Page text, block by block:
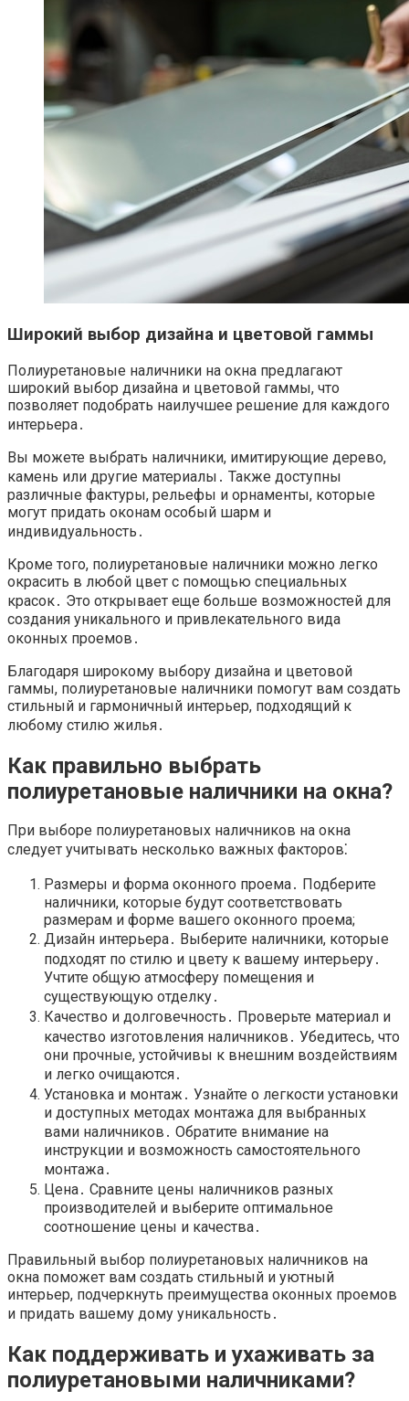
Широкий выбор дизайна и цветовой гаммы
Полиуретановые наличники на окна предлагают
широкий выбор дизайна и цветовой гаммы, что
позволяет подобрать наилучшее решение для каждого
интерьера․
Вы можете выбрать наличники, имитирующие дерево,
камень или другие материалы․ Также доступны
различные фактуры, рельефы и орнаменты, которые
могут придать оконам особый шарм и
индивидуальность․
Кроме того, полиуретановые наличники можно легко
окрасить в любой цвет с помощью специальных
красок․ Это открывает еще больше возможностей для
создания уникального и привлекательного вида
оконных проемов․
Благодаря широкому выбору дизайна и цветовой
гаммы, полиуретановые наличники помогут вам создать
стильный и гармоничный интерьер, подходящий к
любому стилю жилья․
Как правильно выбрать
полиуретановые наличники на окна?​
При выборе полиуретановых наличников на окна
следует учитывать несколько важных факторов⁚
Размеры и форма оконного проема․ Подберите
наличники, которые будут соответствовать
размерам и форме вашего оконного проема;
Дизайн интерьера․ Выберите наличники, которые
подходят по стилю и цвету к вашему интерьеру․
Учтите общую атмосферу помещения и
существующую отделку․
Качество и долговечность․ Проверьте материал и
качество изготовления наличников․ Убедитесь, что
они прочные, устойчивы к внешним воздействиям
и легко очищаются․
Установка и монтаж․ Узнайте о легкости установки
и доступных методах монтажа для выбранных
вами наличников․ Обратите внимание на
инструкции и возможность самостоятельного
монтажа․
Цена․ Сравните цены наличников разных
производителей и выберите оптимальное
соотношение цены и качества․
Правильный выбор полиуретановых наличников на
окна поможет вам создать стильный и уютный
интерьер, подчеркнуть преимущества оконных проемов
и придать вашему дому уникальность․
Как поддерживать и ухаживать за
полиуретановыми наличниками?​